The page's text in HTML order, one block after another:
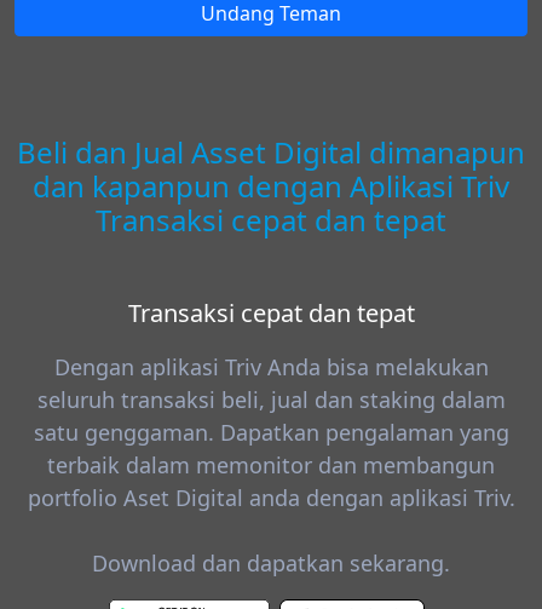
Undang Teman
Beli dan Jual Asset Digital dimanapun
dan kapanpun dengan Aplikasi Triv
Transaksi cepat dan tepat
Transaksi cepat dan tepat
Dengan aplikasi Triv Anda bisa melakukan
seluruh transaksi beli, jual dan staking dalam
satu genggaman. Dapatkan pengalaman yang
terbaik dalam memonitor dan membangun
portfolio Aset Digital anda dengan aplikasi Triv.
Download dan dapatkan sekarang.